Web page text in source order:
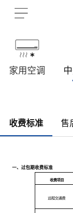
家用空调
收费标准 售
一、过包期收费标准
收费项目
远程交通费